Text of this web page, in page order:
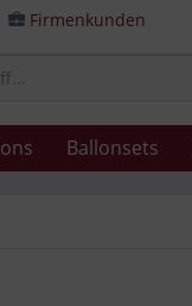
Firmenkunden
Ballonsets